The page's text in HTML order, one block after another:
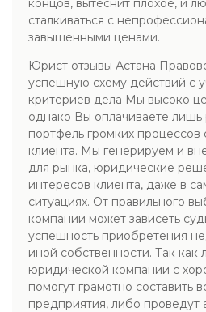
концов, вытеснит плохое, и
сталкиваться с
завышенными ценами.
Юрист отзывы Астана
успешную схему действий с
критериев дела Мы высоко
однако Вы оплачиваете лишь
портфель громких
клиента. Мы генерируем и
для рынка, юридические
интересов клиента, даже в
ситуациях. От правильного
компании может зависеть
успешность приобретения
иной собственности. Так как
юридической компании с
помогут грамотно составить
предприятия, либо проведут